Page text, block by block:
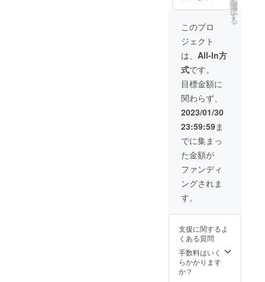
のご説
礼の
メッ
セージ
※送料込
みのお
値段で
す。 ※2
月頃の
予定で
す。
みのお
値段で
す。 ー
食品表
示ー ●
ピリ甘
・名
称：ア
グニス
パイス
ナッ
ツ・ス
イート
（ナッ
ツ） ・
原材
料：
アーモ
リカ
カ
シュー
ナッ
ツ、コ
中の
HP（20
24年2月
完成予
定）に
あなた
のお名
前や会
社のお
名前を
スポン
サーと
して掲
載いた
しま
す。 ※
ニック
ネーム
での掲
載も可
掲載す
前は備
考欄に
必ずご
記入く
ださ
選
択
す
る
このプロ
ジェクト
は、 All-In方
式です。
目標金額に
関わらず、
2023/01/30
23:59:59ま
でに集まっ
た金額が
ファンディ
ングされま
す。
支援に関するよ
くある質問
手数料はいく
らかかります
か？